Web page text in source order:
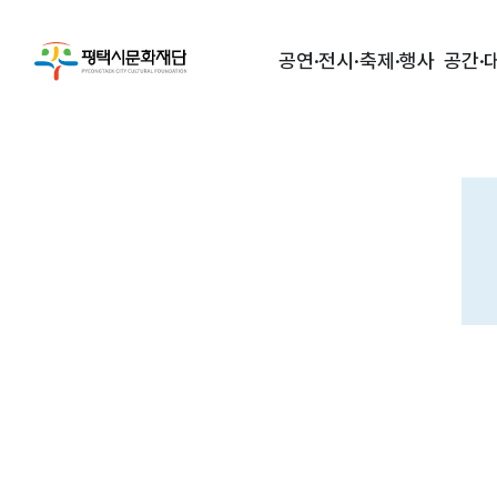
공연·전시·축제·행사 공간·